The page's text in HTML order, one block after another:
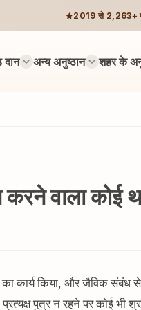
2019 से 2,263+
दान अन्य अनुष्ठान शहर के
करने वाला कोई
का कार्य किया, और जैविक संबंध
पुत्र न रहने पर कोई भी